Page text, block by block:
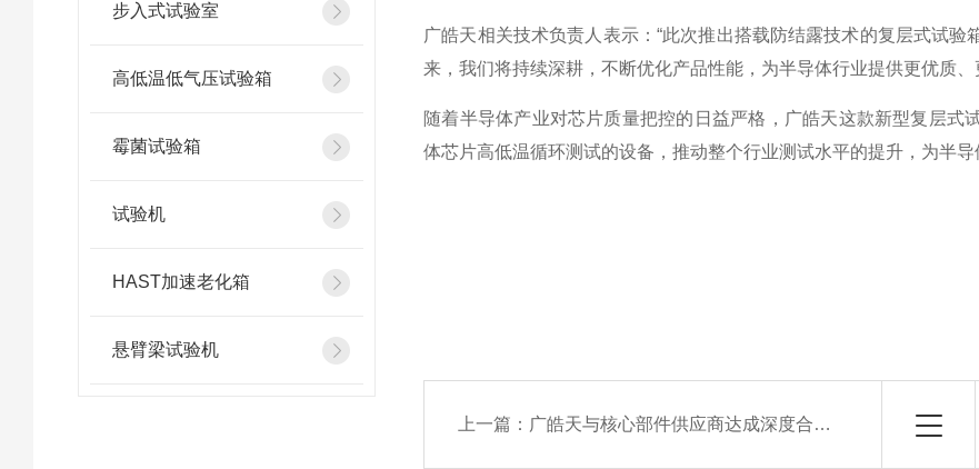
步入式试验室
高低温低气压试验箱
霉菌试验箱
试验机
HAST加速老化箱
悬臂梁试验机
广皓天相关技术负责人表示：“此次推出搭载防结露技术的复层式试
来，我们将持续深耕，不断优化产品性能，为半导体行业提供更优质
随着半导体产业对芯片质量把控的日益严格，广皓天这款新型复层
体芯片高低温循环测试的设备，推动整个行业测试水平的提升，为半导
上一篇： 广皓天与核心部件供应商达成深度合作，保障复层式恒温恒湿试验箱稳定量产